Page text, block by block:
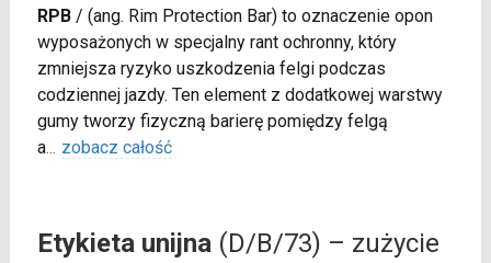
RPB/ (ang. Rim Protection Bar) to oznaczenie opon
wyposażonych w specjalny rant ochronny, który
zmniejsza ryzyko uszkodzenia felgi podczas
codziennej jazdy. Ten element z dodatkowej warstwy
gumy tworzy fizyczną barierę pomiędzy felgą
a... zobacz całość
Etykieta unijna(D/B/73) – zużycie